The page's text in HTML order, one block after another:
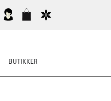
BUTIKKER